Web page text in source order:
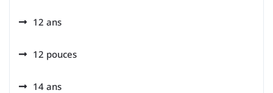
12 ans
12 pouces
14 ans